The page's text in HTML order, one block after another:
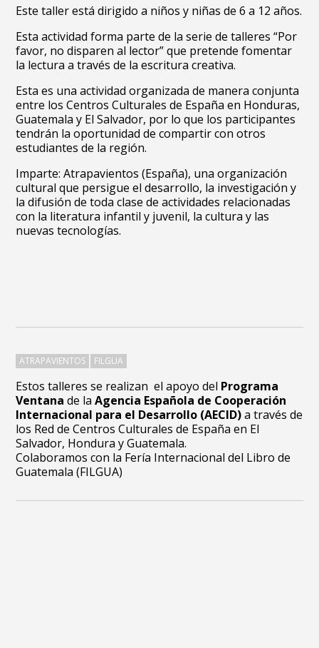
Estos talleres se realizan el apoyo del Programa
Ventana de la Agencia Española de Cooperación
Internacional para el Desarrollo (AECID)a través de
los Red de Centros Culturales de España en El
Salvador, Hondura y Guatemala.
Colaboramos con la Fería Internacional del Libro de
Guatemala (FILGUA)
Este taller está dirigido a niños y niñas de 6 a 12 años.
Esta actividad forma parte de la serie de talleres “Por
favor, no disparen al lector” que pretende fomentar
la lectura a través de la escritura creativa.
Esta es una actividad organizada de manera conjunta
entre los Centros Culturales de España en Honduras,
Guatemala y El Salvador, por lo que los participantes
tendrán la oportunidad de compartir con otros
estudiantes de la región.
Imparte: Atrapavientos (España), una organización
cultural que persigue el desarrollo, la investigación y
la difusión de toda clase de actividades relacionadas
con la literatura infantil y juvenil, la cultura y las
nuevas tecnologías.
ATRAPAVIENTOS FILGUA